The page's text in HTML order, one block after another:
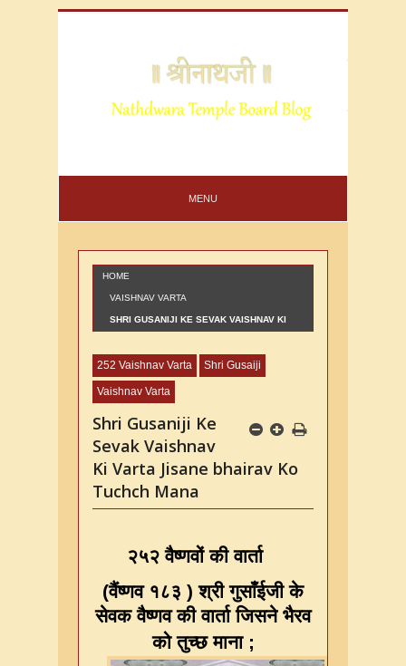
MENU
HOME
VAISHNAV VARTA
SHRI GUSANIJI KE SEVAK VAISHNAV KI
252 Vaishnav Varta Shri Gusaiji
Vaishnav Varta
Shri Gusaniji Ke
Sevak Vaishnav
Ki Varta Jisane bhairav Ko
Tuchch Mana
२५२ वैष्णवों की वार्ता
(वैंष्णव १८३ )श्री गुसाँईजी के
सेवक वैष्णव की वार्ता जिसने भैरव
को तुच्छ माना ;